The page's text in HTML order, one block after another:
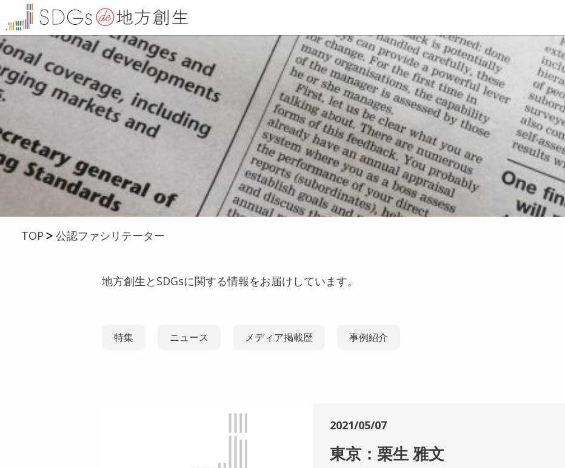
TOP 公認ファシリテーター
地方創生とSDGsに関する情報をお届けしています。
特集 ニュース メディア掲載歴 事例紹介
2021/05/07
東京：栗生 雅文